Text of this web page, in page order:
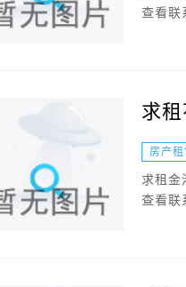
查看联
求
房产租
求租金
查看联